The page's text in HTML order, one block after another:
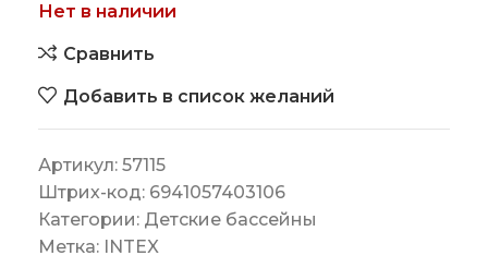
Нет в наличии
Сравнить
Добавить в список желаний
Артикул: 57115
Штрих-код: 6941057403106
Категории: Детские бассейны
Метка:
INTEX